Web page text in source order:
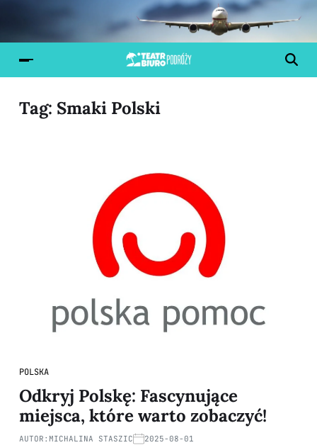
Tag: Smaki Polski
POLSKA
Odkryj Polskę: Fascynujące
miejsca, które warto zobaczyć!
AUTOR: MICHALINA STASZIC 2025-08-01